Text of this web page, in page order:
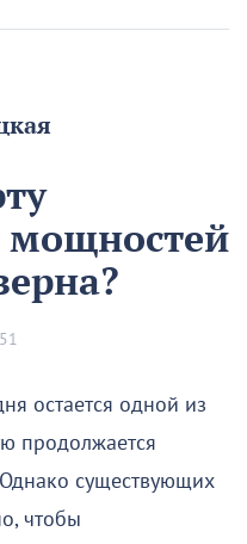
мощностей
остается одной из
продолжается
Однако существующих
чтобы